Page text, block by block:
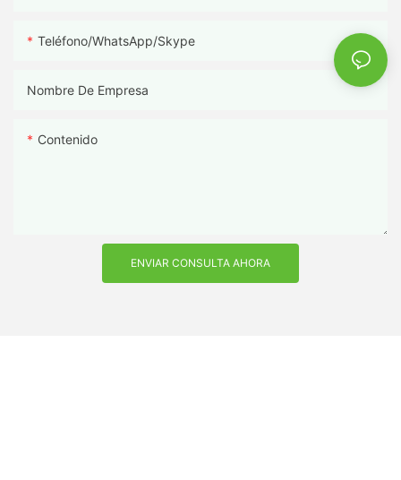
Teléfono/WhatsApp/Skype
Nombre De Empresa
Contenido
ENVIAR CONSULTA AHORA